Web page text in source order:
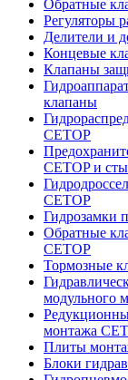
Обратные
Регуляторы
Делители и
Концевые
Клапаны
клапаны
CETOP
CETOP и
CETOP
Гидрозамки
Обратные
CETOP
Тормозные
модульного
монтажа
Плиты
Блоки